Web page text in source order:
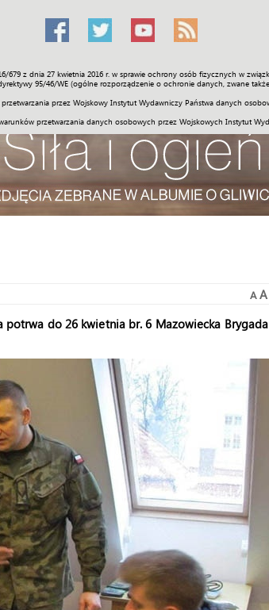
679 z dnia 27 kwietnia 2016 r. w sprawie ochrony osób fizycznych w
95/46/WE (ogólne rozporządzenie o ochronie danych, zwane także
przez Wojskowy Instytut Wydawniczy Państwa danych
przetwarzania danych osobowych przez Wojskowych Instytut
Sport Historia Galerie Wideo
A A
potrwa do 26 kwietnia br. 6 Mazowiecka Brygada